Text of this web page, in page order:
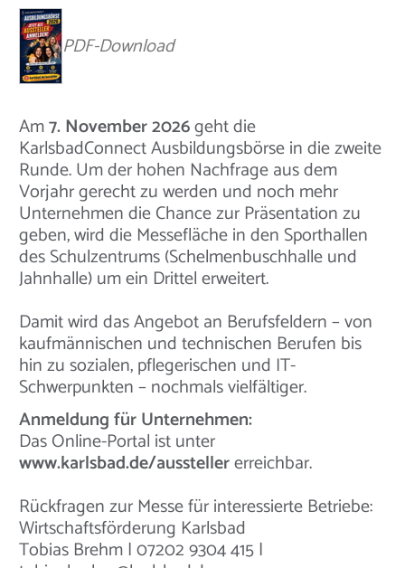
PDF-Download
Am7. November 2026geht die
KarlsbadConnect Ausbildungsbörse in die zweite
Runde. Um der hohen Nachfrage aus dem
Vorjahr gerecht zu werden und noch mehr
Unternehmen die Chance zur Präsentation zu
geben, wird die Messefläche in den Sporthallen
des Schulzentrums (Schelmenbuschhalle und
Jahnhalle) um ein Drittel erweitert.
Damit wird das Angebot an Berufsfeldern – von
kaufmännischen und technischen Berufen bis
hin zu sozialen, pflegerischen und IT-
Schwerpunkten – nochmals vielfältiger.
Anmeldung für Unternehmen:
Das Online-Portal ist unter
www.karlsbad.de/ausstellererreichbar.
Rückfragen zur Messe für interessierte Betriebe:
Wirtschaftsförderung Karlsbad
Tobias Brehm | 07202 9304 415 |